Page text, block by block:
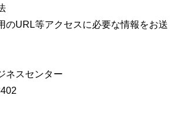
のURL等アクセスに必要な情報をお送
ネスセンター